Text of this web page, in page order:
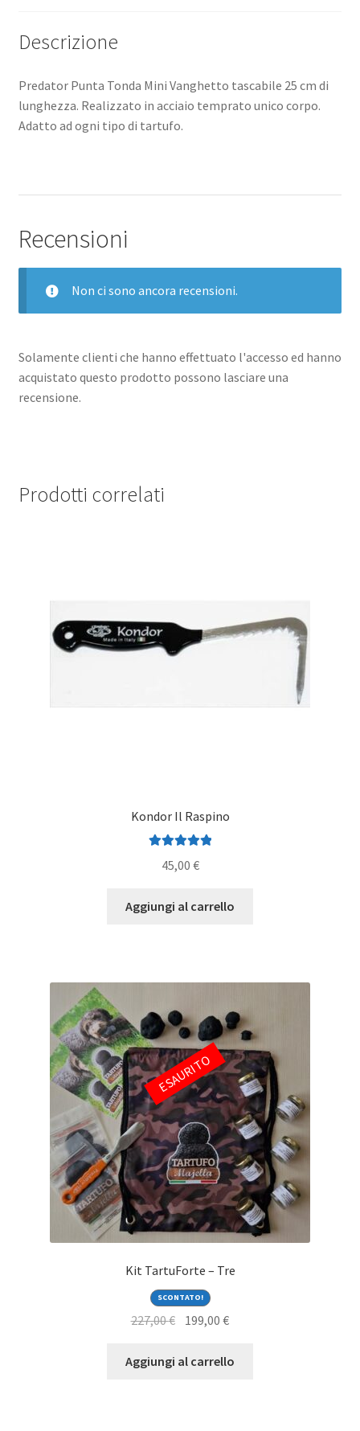
Descrizione
Predator Punta Tonda Mini Vanghetto tascabile 25 cm di
lunghezza. Realizzato in acciaio temprato unico corpo.
Adatto ad ogni tipo di tartufo.
Recensioni
Non ci sono ancora recensioni.
Solamente clienti che hanno effettuato l'accesso ed hanno
acquistato questo prodotto possono lasciare una
recensione.
Prodotti correlati
Kondor Il Raspino
su 5
45,00 €
Aggiungi al carrello
Kit TartuForte – Tre
SCONTATO!
227,00€
originale
199,00€Il
attuale
Aggiungi al carrello
ESAURITO